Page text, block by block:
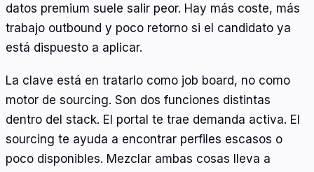
datos premium suele salir peor. Hay más coste, más
trabajo outbound y poco retorno si el candidato ya
está dispuesto a aplicar.
La clave está en tratarlo como job board, no como
motor de sourcing. Son dos funciones distintas
dentro del stack. El portal te trae demanda activa. El
sourcing te ayuda a encontrar perfiles escasos o
poco disponibles. Mezclar ambas cosas lleva a